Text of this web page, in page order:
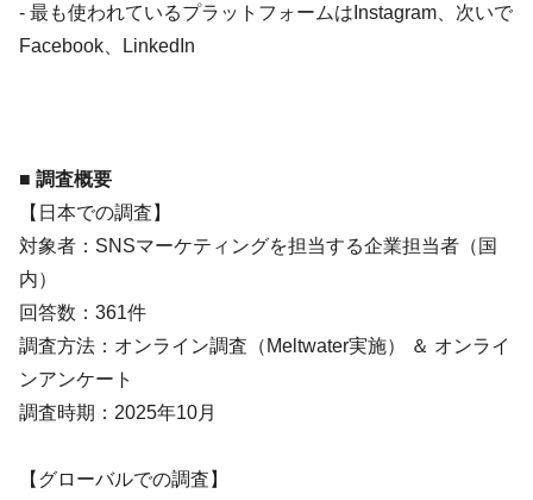
- 最も使われているプラットフォームはInstagram、次いで
Facebook、LinkedIn
■ 調査概要
【日本での調査】
対象者：SNSマーケティングを担当する企業担当者（国
内）
回答数：361件
調査方法：オンライン調査（Meltwater実施） ＆ オンライ
ンアンケート
調査時期：2025年10月
【グローバルでの調査】